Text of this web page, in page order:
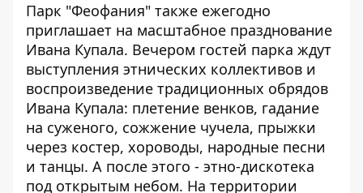
Парк "Феофания" также ежегодно
приглашает на масштабное празднование
Ивана Купала. Вечером гостей парка ждут
выступления этнических коллективов и
воспроизведение традиционных обрядов
Ивана Купала: плетение венков, гадание
на суженого, сожжение чучела, прыжки
через костер, хороводы, народные песни
и танцы. А после этого - этно-дискотека
под открытым небом. На территории